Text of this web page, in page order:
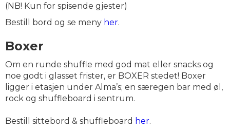
(NB! Kun for spisende gjester)
Bestill bord og se meny her.
Boxer
Om en runde shuffle med god mat eller snacks og
noe godt i glasset frister, er BOXER stedet! Boxer
ligger i etasjen under Alma’s; en særegen bar med øl,
rock og shuffleboard i sentrum.
Bestill sittebord & shuffleboard her.